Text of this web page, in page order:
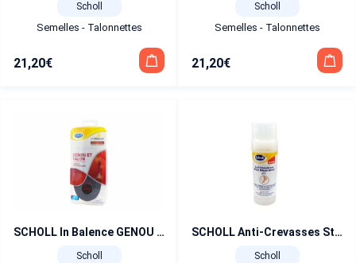
Scholl
Semelles - Talonnettes
21,20€
Scholl
Semelles - Talonnettes
21,20€
SCHOLL In Balence GENOU ET TALON Semelles Anti-douleur T 42,5 – 45
Scholl
SCHOLL Anti-Crevasses Stick Réparateur 70 g
Scholl